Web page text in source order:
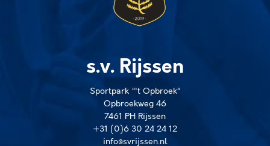
s.v. Rijssen
Sportpark “'t Opbroek”
Opbroekweg 46
7461 PH Rijssen
+31 (0)6 30 24 24 12
info@svrijssen.nl